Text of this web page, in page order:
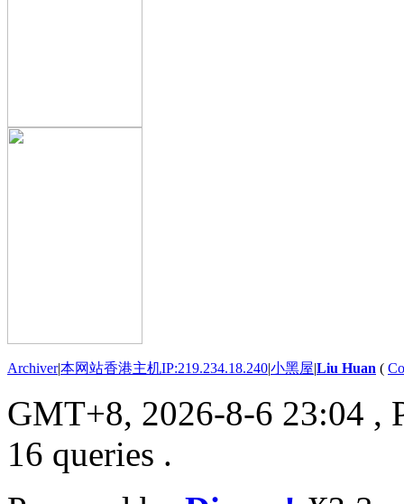
Archiver|本网站香港主机IP:219.234.18.240|小黑屋|Liu Huan (
GMT+8, 2026-8-6 23:04 ,
16 queries .